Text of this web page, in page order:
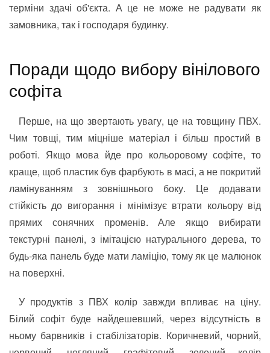
терміни здачі об'єкта. А це не може не радувати як
замовника, так і господаря будинку.
Поради щодо вибору вінілового
софіта
Перше, на що звертають увагу, це на товщину ПВХ.
Чим товщі, тим міцніше матеріал і більш простий в
роботі. Якщо мова йде про кольоровому софіте, то
краще, щоб пластик був фарбують в масі, а не покритий
ламінуванням з зовнішнього боку. Це додавати
стійкість до вигорання і мінімізує втрати кольору від
прямих сонячних променів. Але якщо вибирати
текстурні панелі, з імітацією натурального дерева, то
будь-яка панель буде мати ламіцію, тому як це малюнок
на поверхні.
У продуктів з ПВХ колір завжди впливає на ціну.
Білий софіт буде найдешевший, через відсутність в
ньому барвників і стабілізаторів. Коричневий, чорний,